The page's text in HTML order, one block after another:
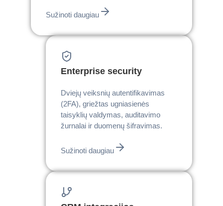
Sužinoti daugiau
Enterprise security
Dviejų veiksnių autentifikavimas
(2FA), griežtas ugniasienės
taisyklių valdymas, auditavimo
žurnalai ir duomenų šifravimas.
Sužinoti daugiau